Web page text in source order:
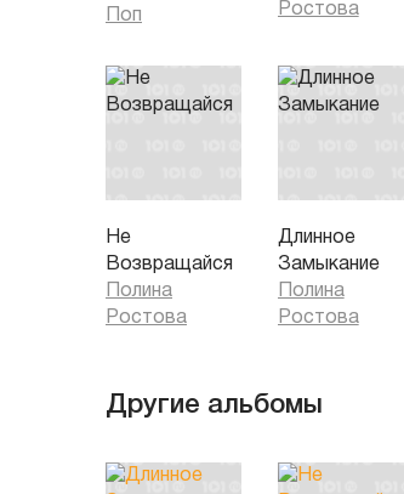
Поп
Ростова
Не
Возвращайся
Полина
Ростова
Длинное
Замыкание
Полина
Ростова
Другие альбомы